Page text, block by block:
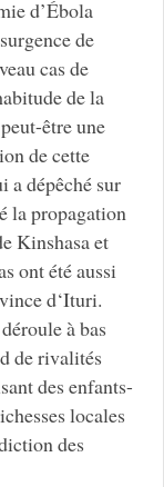
d’Ébola
de
cas de
de la
être une
de cette
a dépêché sur
la propagation
Kinshasa et
ont été aussi
d‘Ituri.
à bas
de rivalités
des enfants-
locales
des